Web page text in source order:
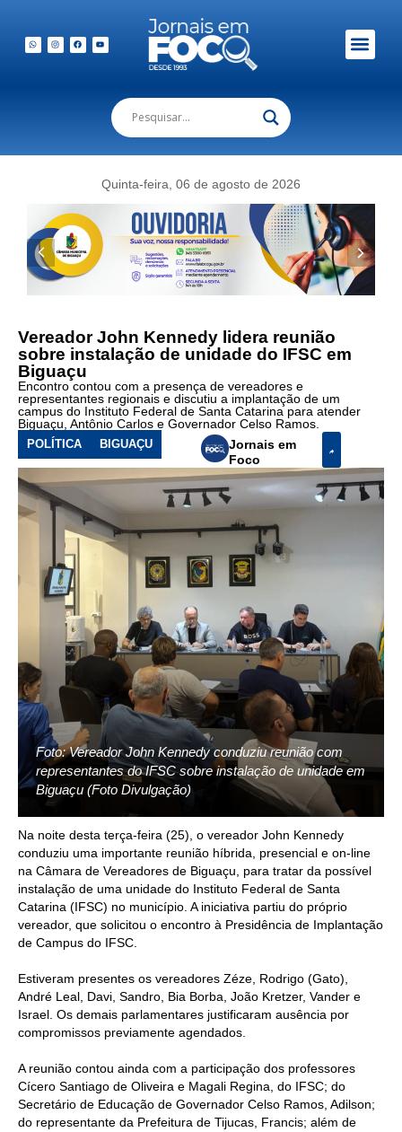
Quinta-feira, 06 de agosto de 2026
Vereador John Kennedy lidera reunião
sobre instalação de unidade do IFSC em
Biguaçu
Encontro contou com a presença de vereadores e
representantes regionais e discutiu a implantação de um
campus do Instituto Federal de Santa Catarina para atender
Biguaçu, Antônio Carlos e Governador Celso Ramos.
POLÍTICA BIGUAÇU
Jornais em
Foco
Foto: Vereador John Kennedy conduziu reunião com
representantes do IFSC sobre instalação de unidade em
Biguaçu (Foto Divulgação)
Na noite desta terça-feira (25), o vereador John Kennedy
conduziu uma importante reunião híbrida, presencial e on-line
na Câmara de Vereadores de Biguaçu, para tratar da possível
instalação de uma unidade do Instituto Federal de Santa
Catarina (IFSC) no município. A iniciativa partiu do próprio
vereador, que solicitou o encontro à Presidência de Implantação
de Campus do IFSC.
Estiveram presentes os vereadores Zéze, Rodrigo (Gato),
André Leal, Davi, Sandro, Bia Borba, João Kretzer, Vander e
Israel. Os demais parlamentares justificaram ausência por
compromissos previamente agendados.
A reunião contou ainda com a participação dos professores
Cícero Santiago de Oliveira e Magali Regina, do IFSC; do
Secretário de Educação de Governador Celso Ramos, Adilson;
do representante da Prefeitura de Tijucas, Francis; além de